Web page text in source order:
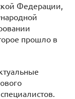
Федерации,
прошло в